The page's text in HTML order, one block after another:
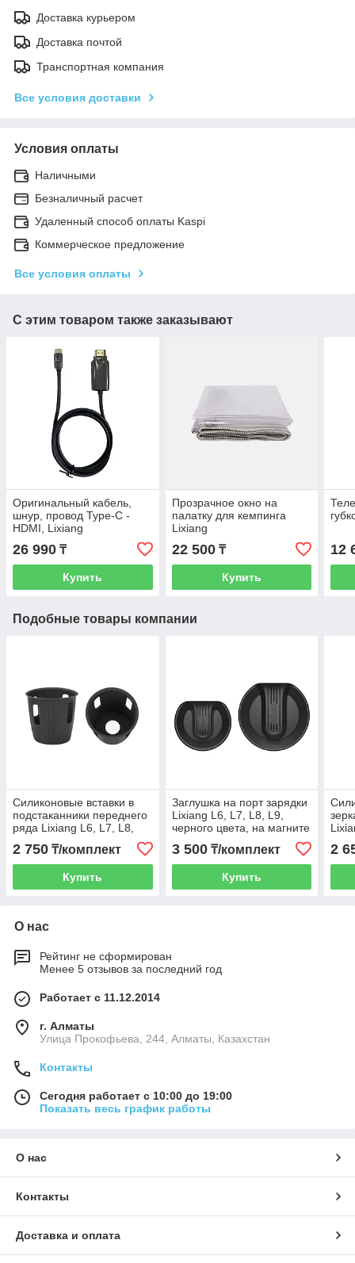
Доставка курьером
Доставка почтой
Транспортная компания
Все условия доставки
Условия оплаты
Наличными
Безналичный расчет
Удаленный способ оплаты Kaspi
Коммерческое предложение
Все условия оплаты
С этим товаром также заказывают
Оригинальный кабель,
шнур, провод Type-C -
HDMI, Lixiang
26 990 ₸
Купить
Прозрачное окно на
палатку для кемпинга
Lixiang
22 500₸
Купить
12
Подобные товары компании
Силиконовые вставки в
подстаканники переднего
ряда Lixiang L6, L7, L8,
комплект 2 шт
2 750 ₸/комплект
Купить
Заглушка на порт зарядки
Lixiang L6, L7, L8, L9,
черного цвета, на магните
3 500₸/комплект
Купить
2
О нас
Рейтинг не сформирован
Менее 5 отзывов за последний год
Работает с 11.12.2014
г. Алматы
​Улица Прокофьева, 244, Алматы, Казахстан
Контакты
Сегодня работает с 10:00 до 19:00
Показать весь график работы
О нас
Контакты
Доставка и оплата